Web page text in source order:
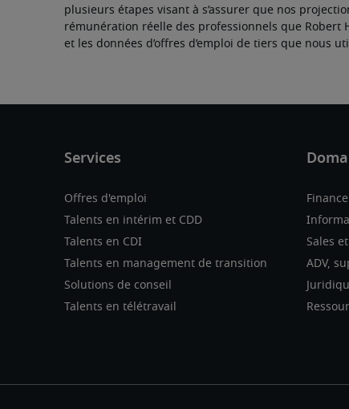
plusieurs étapes visant à s’assurer que nos
rémunération réelle des professionnels que Robert
et les données d’offres d’emploi de tiers que nous
Offres d'emploi
Talents en intérim et CDD
Talents en CDI
Talents en management de transition
Solutions de conseil
Talents en télétravail
Sales
ADV,